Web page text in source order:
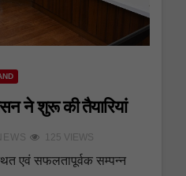
ने शुरू की तैयारियां
125 VIEWS
एवं सफलतापूर्वक सम्पन्न